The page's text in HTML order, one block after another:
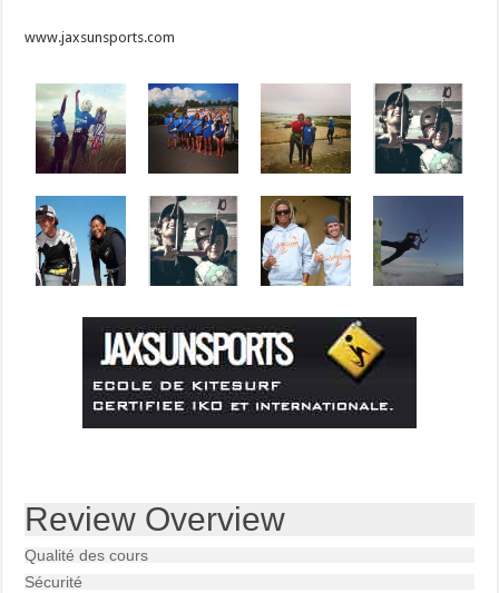
www.jaxsunsports.com
Review Overview
Qualité des cours
Sécurité